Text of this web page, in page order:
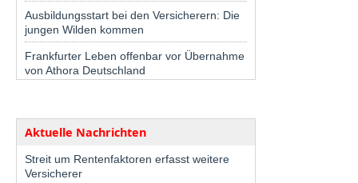
Ausbildungsstart bei den Versicherern: Die
jungen Wilden kommen
Frankfurter Leben offenbar vor Übernahme
von Athora Deutschland
Aktuelle Nachrichten
Streit um Rentenfaktoren erfasst weitere
Versicherer